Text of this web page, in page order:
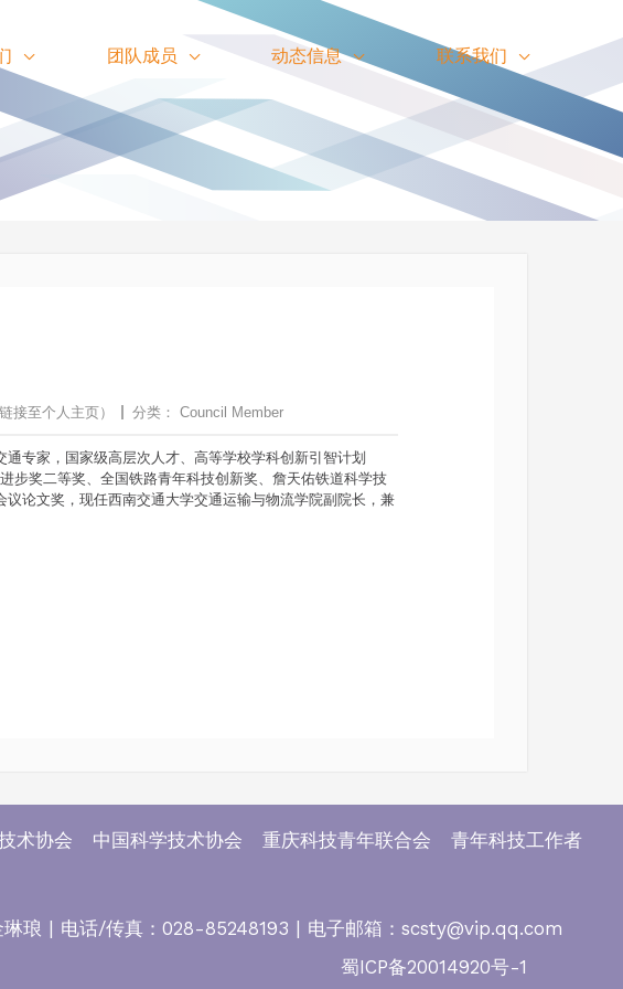
团队成员 动态信息 联系我们
接至个人主页） 分类： Council Member
专家，国家级高层次人才、高等学校学科创新引智计划
步奖二等奖、全国铁路青年科技创新奖、詹天佑铁道科学技
议论文奖，现任西南交通大学交通运输与物流学院副院长，兼
术协会 中国科学技术协会 重庆科技青年联合会 青年科技工作者
琳琅 | 电话/传真：028-85248193 | 电子邮箱：scsty@vip.qq.com
蜀ICP备20014920号-1